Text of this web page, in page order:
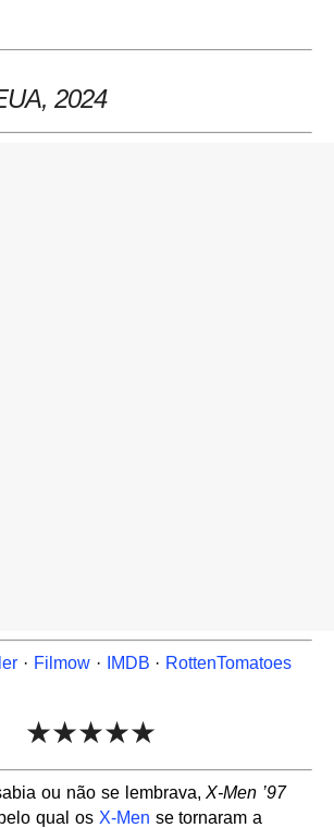
, 2024
· Filmow · IMDB · RottenTomatoes
★★★★★
ou não se lembrava,X-Men ’97
qual os X-Men se tornaram a